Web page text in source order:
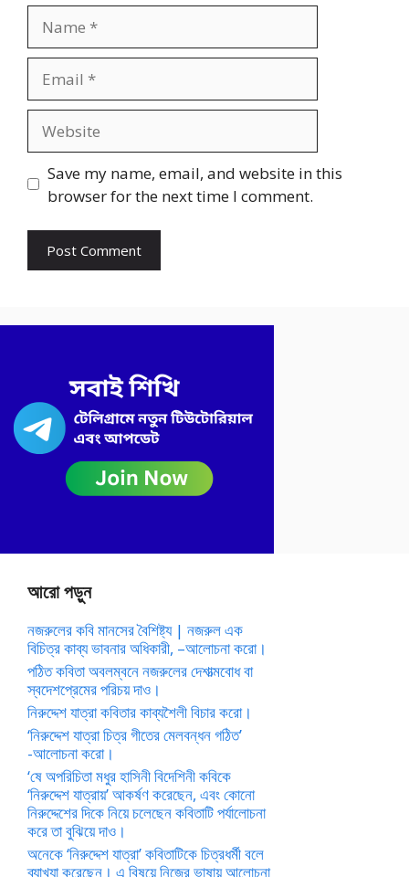
Save my name, email, and website in this
browser for the next time I comment.
আরো পড়ুন
নজরুলের কবি মানসের বৈশিষ্ট্য | নজরুল এক
বিচিত্র কাব্য ভাবনার অধিকারী, –আলোচনা করো।
পঠিত কবিতা অবলম্বনে নজরুলের দেশাত্মবোধ বা
স্বদেশপ্রেমের পরিচয় দাও।
নিরুদ্দেশ যাত্রা কবিতার কাব্যশৈলী বিচার করো।
‘নিরুদ্দেশ যাত্রা চিত্র গীতের মেলবন্ধন গঠিত’
-আলোচনা করো।
‘ষে অপরিচিতা মধুর হাসিনী বিদেশিনী কবিকে
‘নিরুদ্দেশ যাত্রায়’ আকর্ষণ করেছেন, এবং কোনো
নিরুদ্দেশের দিকে নিয়ে চলেছেন কবিতাটি পর্যালোচনা
করে তা বুঝিয়ে দাও।
অনেকে ‘নিরুদ্দেশ যাত্রা’ কবিতাটিকে চিত্রধর্মী বলে
ব্যাখ্যা করেছেন। এ বিষয়ে নিজের ভাষায় আলোচনা